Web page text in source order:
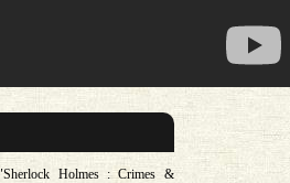
Holmes : Crimes &